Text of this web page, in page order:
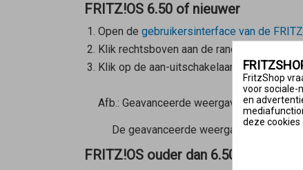
FRITZ!OS 6.50 of nieuwer
Open de gebruikersinterface van de
Klik rechtsboven aan de rand van de
Klik op de aan-uitschakelaar
om de
Afb.: Geavanceerde weergave inschakelen
De geavanceerde weergave is
FRITZ!OS ouder dan 6.50
FritzShop
voor sociale-
en
deze cookies